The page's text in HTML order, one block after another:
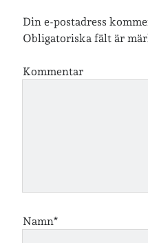
Geocaching
Din e-postadress
Obligatoriska fält är
Kommentar
Namn*